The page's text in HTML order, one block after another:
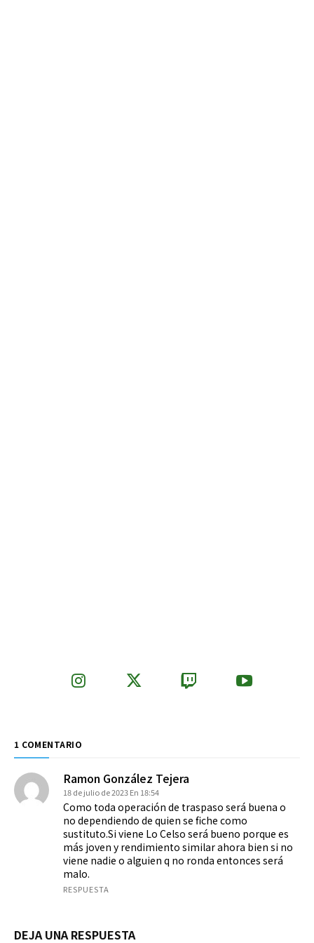
1 COMENTARIO
Ramon González Tejera
18 de julio de 2023 En 18:54
Como toda operación de traspaso será buena o
no dependiendo de quien se fiche como
sustituto.Si viene Lo Celso será bueno porque es
más joven y rendimiento similar ahora bien si no
viene nadie o alguien q no ronda entonces será
malo.
RESPUESTA
DEJA UNA RESPUESTA